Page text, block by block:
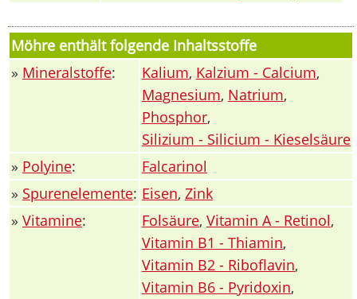
Möhre enthält folgende Inhaltsstoffe
» Mineralstoffe: Kalium, Kalzium - Calcium,
Magnesium, Natrium,
Phosphor,
Silizium - Silicium - Kieselsäure
» Polyine:
Falcarinol
» Spurenelemente: Eisen, Zink
» Vitamine: Folsäure, Vitamin A - Retinol,
Vitamin B1 - Thiamin,
Vitamin B2 - Riboflavin,
Vitamin B6 - Pyridoxin,